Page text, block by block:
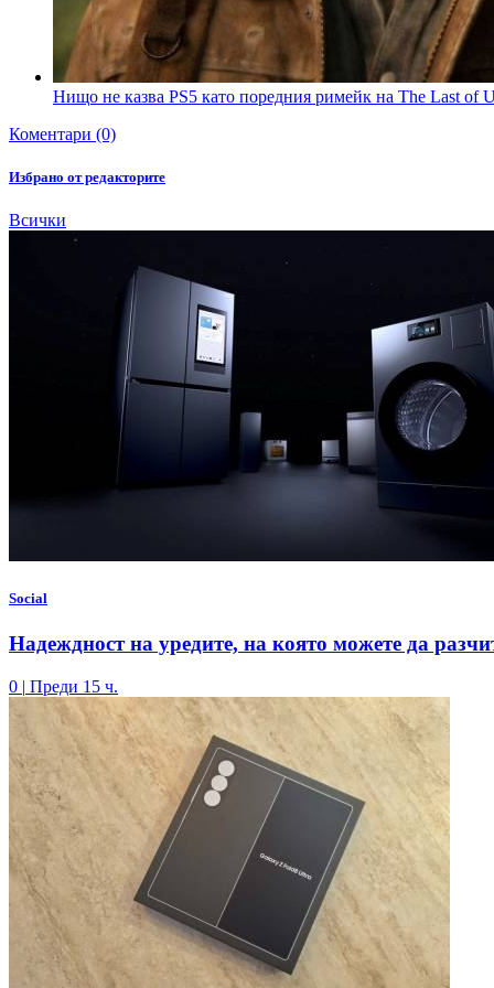
Нищо не казва PS5 като поредния римейк на The Last of
Коментари (0)
Избрано от редакторите
Всички
Social
Надеждност на уредите, на която можете да
0 | Преди 15 ч.